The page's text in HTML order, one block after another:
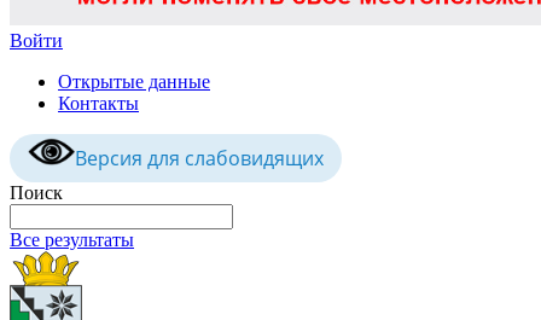
Войти
Открытые данные
Контакты
Версия для слабовидящих
Поиск
Все результаты